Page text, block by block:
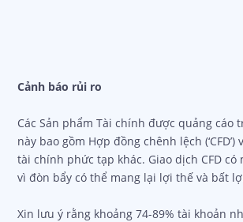
Cảnh báo rủi ro
Các Sản phẩm Tài chính được quảng cáo
này bao gồm Hợp đồng chênh lệch (‘CFD’)
tài chính phức tạp khác. Giao dịch CFD có
vì đòn bẩy có thể mang lại lợi thế và bất
Xin lưu ý rằng khoảng 74-89% tài khoản